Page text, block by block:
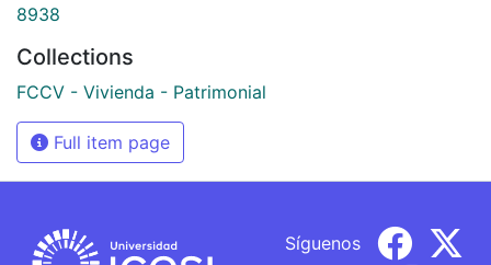
8938
Collections
FCCV - Vivienda - Patrimonial
Full item page
Síguenos